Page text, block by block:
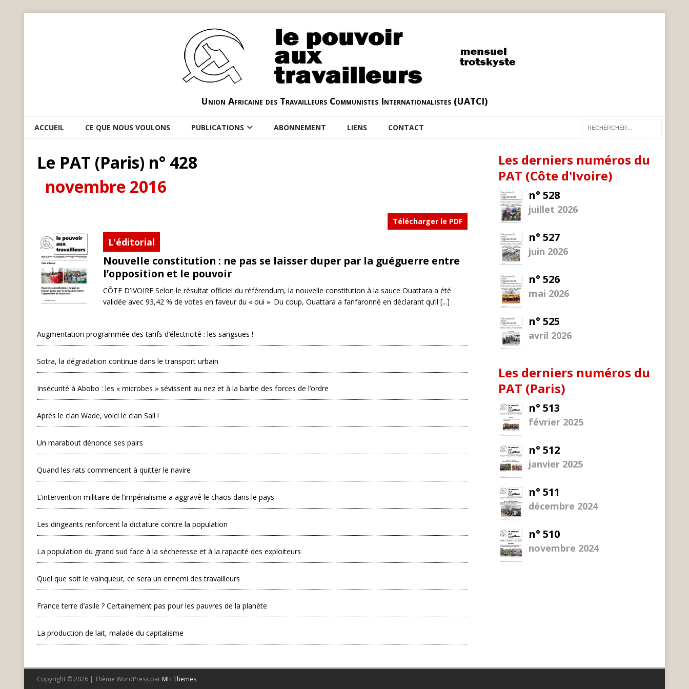
Union Africaine des Travailleurs Communistes Internationalistes (UATCI)
ACCUEIL CE QUE NOUS VOULONS PUBLICATIONS ABONNEMENT LIENS CONTACT
Le PAT (Paris) n° 428
novembre 2016
Télécharger le PDF
L'éditorial
Nouvelle constitution : ne pas se laisser duper par la guéguerre entre
l’opposition et le pouvoir
CÔTE D’IVOIRE Selon le résultat officiel du référendum, la nouvelle constitution à la sauce Ouattara a été
validée avec 93,42 % de votes en faveur du « oui ». Du coup, Ouattara a fanfaronné en déclarant qu’il [...]
Augmentation programmée des tarifs d’électricité : les sangsues !
Sotra, la dégradation continue dans le transport urbain
Insécurité à Abobo : les « microbes » sévissent au nez et à la barbe des forces de l’ordre
Après le clan Wade, voici le clan Sall !
Un marabout dénonce ses pairs
Quand les rats commencent à quitter le navire
L’intervention militaire de l’impérialisme a aggravé le chaos dans le pays
Les dirigeants renforcent la dictature contre la population
La population du grand sud face à la sècheresse et à la rapacité des exploiteurs
Quel que soit le vainqueur, ce sera un ennemi des travailleurs
France terre d’asile ? Certainement pas pour les pauvres de la planète
La production de lait, malade du capitalisme
Les derniers numéros du
PAT (Côte d'Ivoire)
n° 528
juillet 2026
n° 527
juin 2026
n° 526
mai 2026
n° 525
avril 2026
Les derniers numéros du
PAT (Paris)
n° 513
février 2025
n° 512
janvier 2025
n° 511
décembre 2024
n° 510
novembre 2024
Copyright © 2026 | Thème WordPress par MH Themes